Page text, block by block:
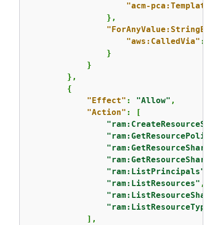
"acm-
                },
"aws:CalledVia" :
                }
            }
        },
{
"Effect" : "Allow" ,
"Action" : [
"ram:GetResourceShares"
"ram:ListPrincipals"
"ram:ListResources" ,
"ram:ListResourceTypes"
            ],